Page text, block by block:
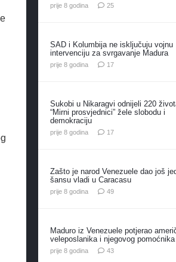
prije 8 godina 25komentara
SAD i Kolumbija ne isključuju vojnu
intervenciju za svrgavanje Madura
prije 8 godina 17komentara
Sukobi u Nikaragvi odnijeli 220
“Mirni prosvjednici” žele slobodu i
demokraciju
prije 8 godina 17komentara
Zašto je narod Venezuele dao još
šansu vladi u Caracasu
prije 8 godina 49komentara
Maduro iz Venezuele potjerao
veleposlanika i njegovog pomoćnika
prije 8 godina 43komentara